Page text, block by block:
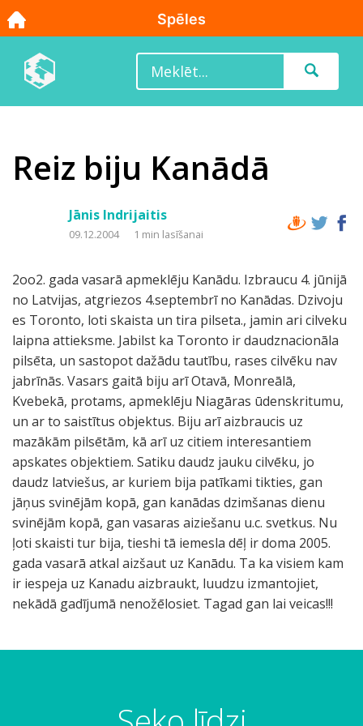
Reiz biju Kanādā
Jānis Indrijaitis
09.12.2004 1 min lasīšanai
2oo2. gada vasarā apmeklēju Kanādu. Izbraucu 4. jūnijā
no Latvijas, atgriezos 4.septembrī no Kanādas. Dzivoju
es Toronto, loti skaista un tira pilseta., jamin ari cilveku
laipna attieksme. Jabilst ka Toronto ir daudznacionāla
pilsēta, un sastopot dažādu tautību, rases cilvēku nav
jabrīnās. Vasars gaitā biju arī Otavā, Monreālā,
Kvebekā, protams, apmeklēju Niagāras ūdenskritumu,
un ar to saistītus objektus. Biju arī aizbraucis uz
mazākām pilsētām, kā arī uz citiem interesantiem
apskates objektiem. Satiku daudz jauku cilvēku, jo
daudz latviešus, ar kuriem bija patīkami tikties, gan
jāņus svinējām kopā, gan kanādas dzimšanas dienu
svinējām kopā, gan vasaras aiziešanu u.c. svetkus. Nu
ļoti skaisti tur bija, tieshi tā iemesla dēļ ir doma 2005.
gada vasarā atkal aizšaut uz Kanādu. Ta ka visiem kam
ir iespeja uz Kanadu aizbraukt, luudzu izmantojiet,
nekādā gadījumā nenožēlosiet. Tagad gan lai veicas!!!